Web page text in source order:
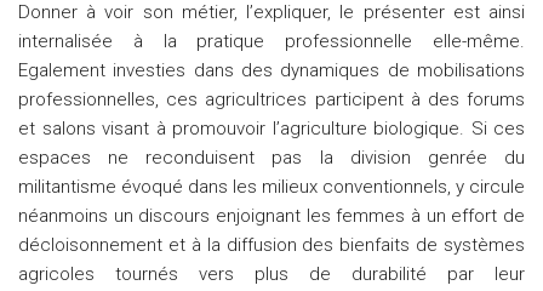
Donner à voir son métier, l’expliquer, le présenter est ainsi
internalisée à la pratique professionnelle elle-même.
Egalement investies dans des dynamiques de mobilisations
professionnelles, ces agricultrices participent à des forums
et salons visant à promouvoir l’agriculture biologique. Si ces
espaces ne reconduisent pas la division genrée du
militantisme évoqué dans les milieux conventionnels, y circule
néanmoins un discours enjoignant les femmes à un effort de
décloisonnement et à la diffusion des bienfaits de systèmes
agricoles tournés vers plus de durabilité par leur